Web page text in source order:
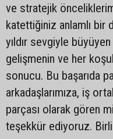
ve stratejik
katettiğiniz anlamlı bir
yıldır sevgiyle
gelişmenin ve her
sonucu. Bu başarıda
arkadaşlarımıza, iş
parçası olarak gören
teşekkür ediyoruz.